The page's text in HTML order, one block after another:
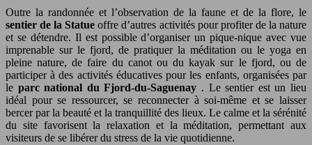
Outre la randonnée et l’observation de la faune et de la flore, le
sentier de la Statueoffre d’autres activités pour profiter de la nature
et se détendre. Il est possible d’organiser un pique-nique avec vue
imprenable sur le fjord, de pratiquer la méditation ou le yoga en
pleine nature, de faire du canot ou du kayak sur le fjord, ou de
participer à des activités éducatives pour les enfants, organisées par
le parc national du Fjord-du-Saguenay . Le sentier est un lieu
idéal pour se ressourcer, se reconnecter à soi-même et se laisser
bercer par la beauté et la tranquillité des lieux. Le calme et la sérénité
du site favorisent la relaxation et la méditation, permettant aux
visiteurs de se libérer du stress de la vie quotidienne.